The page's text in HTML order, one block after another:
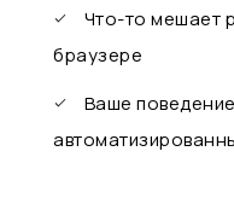
Что-то мешает
браузере
Ваше